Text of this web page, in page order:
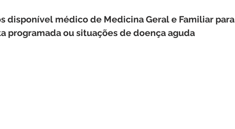
disponível médico de Medicina Geral e Familiar para
programada ou situações de doença aguda